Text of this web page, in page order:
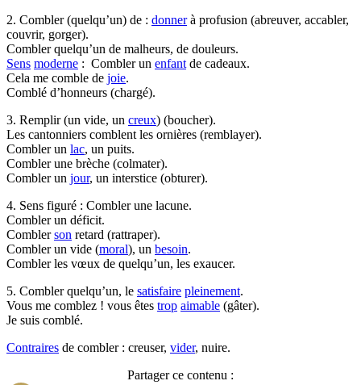
2. Combler (quelqu’un) de : donnerà profusion (abreuver, accabler,
couvrir, gorger).
Combler quelqu’un de malheurs, de douleurs.
Sens moderne : Combler un enfant de cadeaux.
Cela me comble de joie.
Comblé d’honneurs (chargé).
3. Remplir (un vide, un creux) (boucher).
Les cantonniers comblent les ornières (remblayer).
Combler un lac, un puits.
Combler une brèche (colmater).
Combler un jour, un interstice (obturer).
4. Sens figuré : Combler une lacune.
Combler un déficit.
Comblerson retard (rattraper).
Combler un vide (moral), un besoin.
Combler les vœux de quelqu’un, les exaucer.
5. Combler quelqu’un, le satisfaire pleinement.
Vous me comblez ! vous êtes trop aimable (gâter).
Je suis comblé.
Contraires de combler : creuser, vider, nuire.
Partager ce contenu :